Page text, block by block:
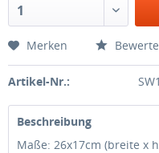
1
Merken
Artikel-Nr.:
Beschreibung
Maße: 26x17cm (breite x